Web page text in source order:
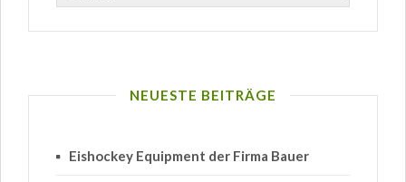
NEUESTE BEITRÄGE
Eishockey Equipment der Firma Bauer